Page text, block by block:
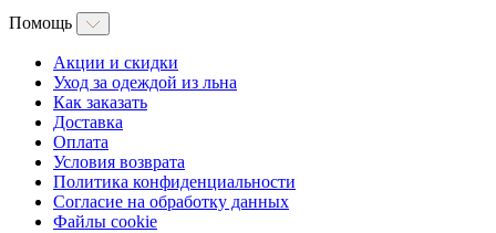
Помощь
Акции и скидки
Уход за одеждой из льна
Как заказать
Доставка
Оплата
Условия возврата
Политика конфиденциальности
Согласие на обработку данных
Файлы cookie